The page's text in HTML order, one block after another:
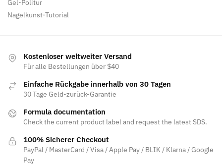
Gel-Politur
Nagelkunst-Tutorial
Kostenloser weltweiter Versand
Für alle Bestellungen über $40
Einfache Rückgabe innerhalb von 30 Tagen
30 Tage Geld-zurück-Garantie
Formula documentation
Check the current product label and request the latest SDS.
100% Sicherer Checkout
PayPal / MasterCard / Visa / Apple Pay / BLIK / Klarna / Google
Pay